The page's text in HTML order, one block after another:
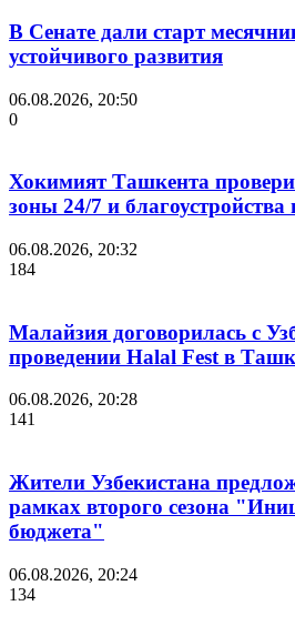
В Сенате дали старт
устойчивого развития
06.08.2026, 20:50
0
Хокимият Ташкента
зоны 24/7 и благоустройства
06.08.2026, 20:32
184
Малайзия договорилась с
проведении Halal Fest в
06.08.2026, 20:28
141
Жители Узбекистана
рамках второго сезона
бюджета"
06.08.2026, 20:24
134